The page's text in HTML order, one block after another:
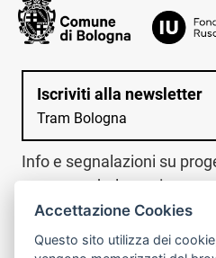
Iscriviti alla newsletter
Tram Bologna
Info e segnalazioni su
www.trambologna.it
trova infopoint sulla
Trova l'infopoint
telefona al
Chiama il
Accettazione Cookies
Questo sito utilizza dei